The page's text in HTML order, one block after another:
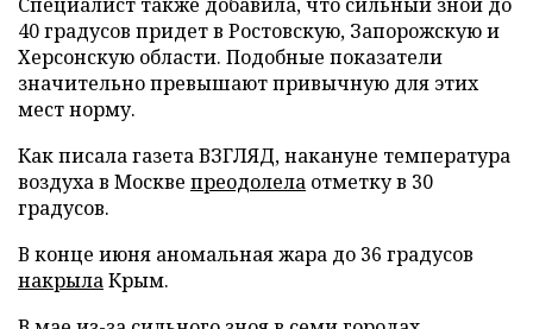
40 градусов придет в Ростовскую, Запорожскую и
Херсонскую области. Подобные показатели
значительно превышают привычную для этих
мест норму.
Как писала газета ВЗГЛЯД, накануне температура
воздуха в Москве преодолела отметку в 30
градусов.
В конце июня аномальная жара до 36 градусов
накрылаКрым.